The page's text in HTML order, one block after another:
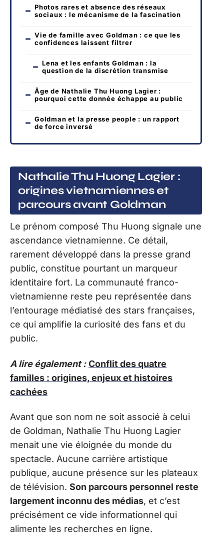
Photos rares et absence des réseaux
sociaux : le mécanisme de la fascination
Vie de famille avec Goldman : ce que les
confidences laissent filtrer
Lena et les enfants Goldman : la
question de la discrétion transmise
Âge de Nathalie Thu Huong Lagier :
pourquoi cette donnée échappe au public
Goldman et la presse people : un rapport
de force inversé
Nathalie Thu Huong Lagier :
origines vietnamiennes et
parcours avant Goldman
Le prénom composé Thu Huong signale une
ascendance vietnamienne. Ce détail,
rarement développé dans la presse grand
public, constitue pourtant un marqueur
identitaire fort. La communauté franco-
vietnamienne reste peu représentée dans
l’entourage médiatisé des stars françaises,
ce qui amplifie la curiosité des fans et du
public.
A lire également : Conflit des quatre
familles : origines, enjeux et histoires
cachées
Avant que son nom ne soit associé à celui
de Goldman, Nathalie Thu Huong Lagier
menait une vie éloignée du monde du
spectacle. Aucune carrière artistique
publique, aucune présence sur les plateaux
de télévision. Son parcours personnel reste
largement inconnu des médias, et c’est
précisément ce vide informationnel qui
alimente les recherches en ligne.